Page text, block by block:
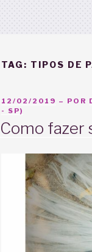
TAG: TIPOS DE
PUBLICADO
EM
12/02/2019 – POR
- SP)
Como fazer